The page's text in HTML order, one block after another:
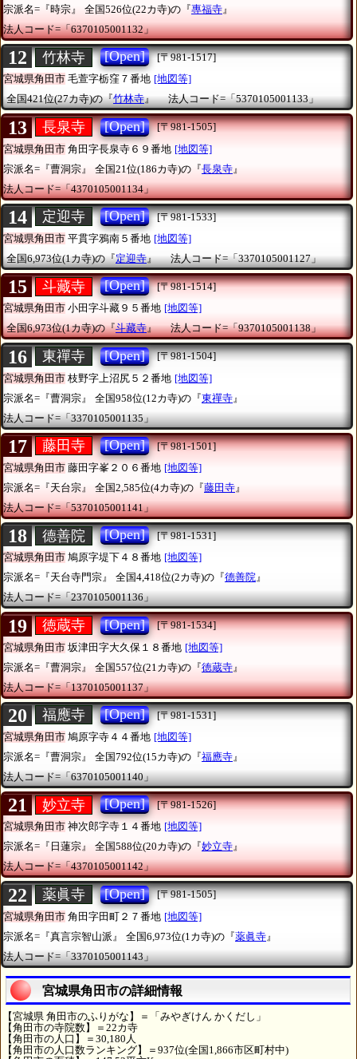
宗派名=『時宗』
全国526位(22カ寺)の『專福寺 』
法人コード=「6370105001132」
12 竹林寺 [Open]
[〒981-1517]
宮城県角田市 毛萱字栃窪７番地 [地図等]
全国421位(27カ寺)の『竹林寺』 法人コード=「5370105001133」
13 長泉寺 [Open]
[〒981-1505]
宮城県角田市 角田字長泉寺６９番地 [地図等]
宗派名=『曹洞宗』
全国21位(186カ寺)の『長泉寺 』
法人コード=「4370105001134」
14 定迎寺 [Open]
[〒981-1533]
宮城県角田市 平貫字鴉南５番地 [地図等]
全国6,973位(1カ寺)の『定迎寺』 法人コード=「3370105001127」
15 斗藏寺 [Open]
[〒981-1514]
宮城県角田市 小田字斗藏９５番地 [地図等]
全国6,973位(1カ寺)の『斗藏寺』 法人コード=「9370105001138」
16 東禪寺 [Open]
[〒981-1504]
宮城県角田市 枝野字上沼尻５２番地 [地図等]
宗派名=『曹洞宗』
全国958位(12カ寺)の『東禪寺 』
法人コード=「3370105001135」
17 藤田寺 [Open]
[〒981-1501]
宮城県角田市 藤田字峯２０６番地 [地図等]
宗派名=『天台宗』
全国2,585位(4カ寺)の『藤田寺 』
法人コード=「5370105001141」
18 德善院 [Open]
[〒981-1531]
宮城県角田市 鳩原字堤下４８番地 [地図等]
宗派名=『天台寺門宗』
全国4,418位(2カ寺)の『德善院』
法人コード=「2370105001136」
19 徳蔵寺 [Open]
[〒981-1534]
宮城県角田市 坂津田字大久保１８番地 [地図等]
宗派名=『曹洞宗』
全国557位(21カ寺)の『徳蔵寺 』
法人コード=「1370105001137」
20 福應寺 [Open]
[〒981-1531]
宮城県角田市 鳩原字寺４４番地 [地図等]
宗派名=『曹洞宗』
全国792位(15カ寺)の『福應寺 』
法人コード=「6370105001140」
21 妙立寺 [Open]
[〒981-1526]
宮城県角田市 神次郎字寺１４番地 [地図等]
宗派名=『日蓮宗』
全国588位(20カ寺)の『妙立寺』
法人コード=「4370105001142」
22 薬眞寺 [Open]
[〒981-1505]
宮城県角田市 角田字田町２７番地 [地図等]
宗派名=『真言宗智山派』
全国6,973位(1カ寺)の『薬眞寺 』
法人コード=「3370105001143」
宮城県角田市の詳細情報
【宮城県 角田市のふりがな】＝「みやぎけん かくだし」
【角田市の寺院数】＝22カ寺
【角田市の人口】＝30,180人
【角田市の人口数ランキング】＝937位(全国1,866市区町村中)